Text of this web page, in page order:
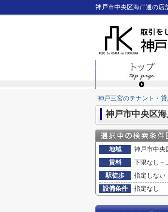
神戸三宮のテナント・
神戸市中央区
地域
神戸市中央
賃料
下限なし～
駅徒歩
指定しない
設備条件
指定なし